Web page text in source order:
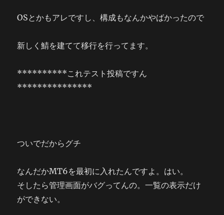
OSとかもアレですし、構成もなんかやばかったので
新しく鯖を建てて移行を行ってます。
**********これテスト投稿ですん
***************
ついでだからグチ
なんだかMT6を最初に入れたんですよ。はい。
そしたら管理画面がバグってんの。一覧の表示だけ
ができない。